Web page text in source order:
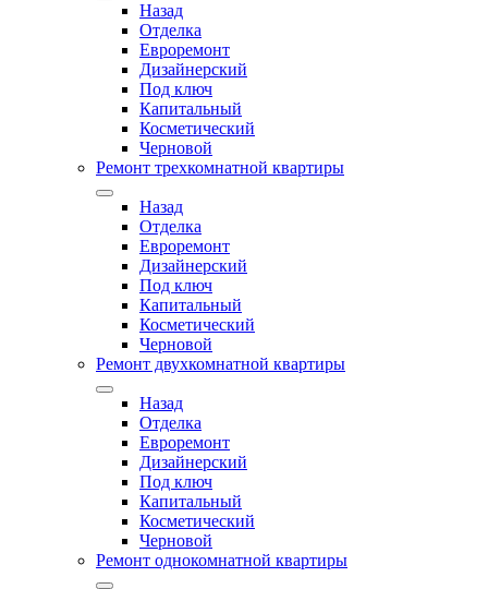
Назад
Отделка
Евроремонт
Дизайнерский
Под ключ
Капитальный
Косметический
Черновой
Ремонт трехкомнатной квартиры
Назад
Отделка
Евроремонт
Дизайнерский
Под ключ
Капитальный
Косметический
Черновой
Ремонт двухкомнатной квартиры
Назад
Отделка
Евроремонт
Дизайнерский
Под ключ
Капитальный
Косметический
Черновой
Ремонт однокомнатной квартиры